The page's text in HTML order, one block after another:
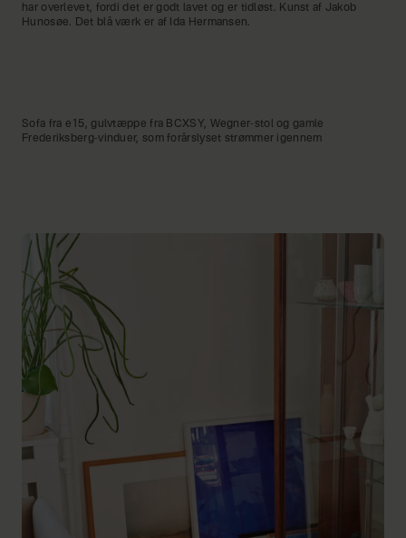
har overlevet, fordi det er godt lavet og er tidløst. Kunst af Jakob
Hunosøe. Det blå værk er af Ida Hermansen.
Sofa fra e15, gulvtæppe fra BCXSY, Wegner-stol og gamle
Frederiksberg-vinduer, som forårslyset strømmer igennem